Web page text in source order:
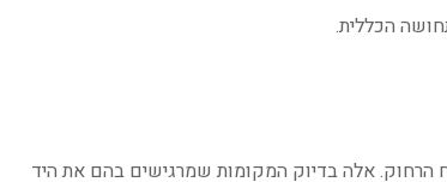
הכללית.
הרחוק. אלה בדיוק המקומות שמרגישים בהם את היד